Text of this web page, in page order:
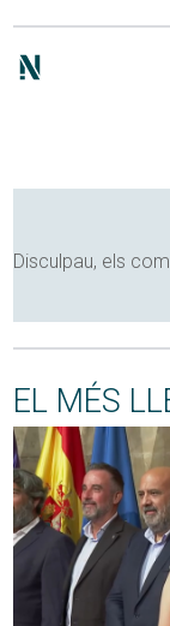
Disculpau, els
EL MÉS